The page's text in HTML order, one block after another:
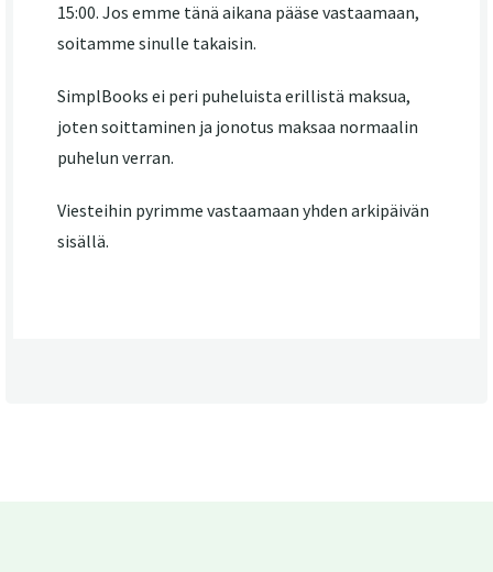
15:00. Jos emme tänä aikana pääse vastaamaan,
soitamme sinulle takaisin.
SimplBooks ei peri puheluista erillistä maksua,
joten soittaminen ja jonotus maksaa normaalin
puhelun verran.
Viesteihin pyrimme vastaamaan yhden arkipäivän
sisällä.